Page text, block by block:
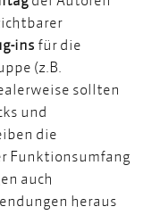
ins für die
(z.B.
sollten
und
die
Funktionsumfang
auch
heraus